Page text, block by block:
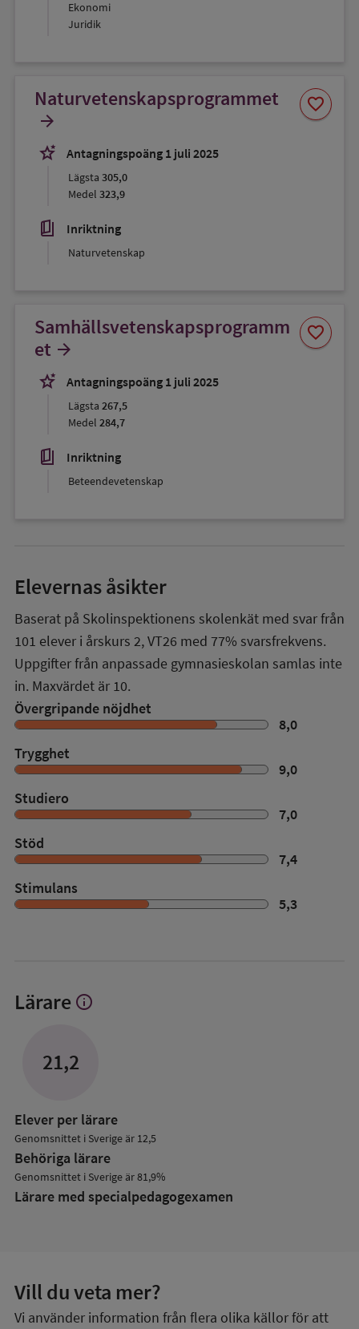
Ekonomi
Juridik
Naturvetenskapsprogrammet
arrow_forward
stars_2
Antagningspoäng 1 juli 2025
Lägsta 305,0
Medel 323,9
book_5 Inriktning
Naturvetenskap
favorite
Spara
som
Samhällsvetenskapsprogramm
et arrow_forward
stars_2
Antagningspoäng 1 juli 2025
Lägsta 267,5
Medel 284,7
book_5 Inriktning
Beteendevetenskap
favorite
Spara
som
Elevernas åsikter
Baserat på Skolinspektionens skolenkät med svar från
101 elever i årskurs 2,VT26 med 77% svarsfrekvens.
Uppgifter från anpassade gymnasieskolan samlas inte
in. Maxvärdet är 10.
Övergripande nöjdhet
8,0
Trygghet
9,0
Studiero
7,0
Stöd
7,4
Stimulans
5,3
Lärare Visa
info
21,2
Elever per lärare
Genomsnittet i Sverige är 12,5
Behöriga lärare
Genomsnittet i Sverige är 81,9%
Lärare med specialpedagog­examen
Vill du veta mer?
Vi använder information från flera olika källor för att